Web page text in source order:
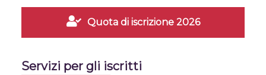
Quota di iscrizione 2026
Servizi per gli iscritti